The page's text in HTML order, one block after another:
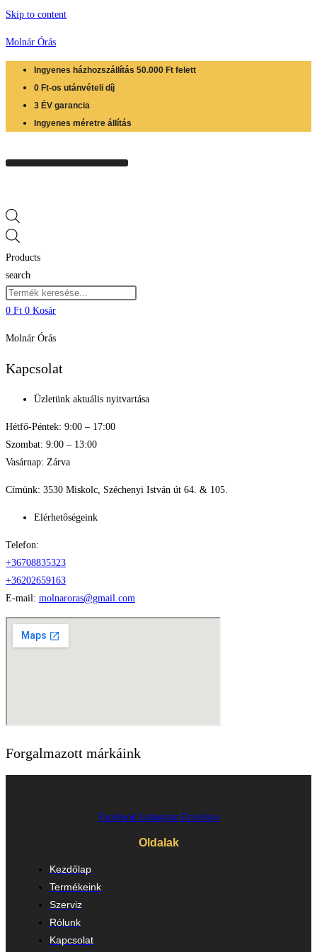
Skip to content
Molnár Órás
Ingyenes házhozszállítás 50.000 Ft felett
0 Ft-os utánvételi díj
3 ÉV garancia
Ingyenes méretre állítás
Products
search
0 Ft 0 Kosár
Molnár Órás
Kapcsolat
Üzletünk aktuális nyitvartása
Hétfő-Péntek: 9:00 – 17:00
Szombat: 9:00 – 13:00
Vasárnap: Zárva
Címünk: 3530 Miskolc, Széchenyi István út 64. & 105.
Elérhetőségeink
Telefon:
+36708835323
+36202659163
E-mail: molnaroras@gmail.com
Forgalmazott márkáink
Facebook Instagram Envelope
Oldalak
Kezdőlap
Termékeink
Szerviz
Rólunk
Kapcsolat